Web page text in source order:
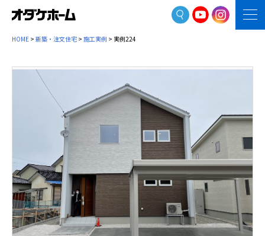
HOME > 新築・注文住宅 > 施工実例 > 実例224